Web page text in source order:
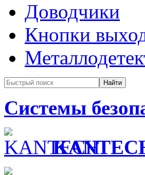
Доводчики
Кнопки
Системы